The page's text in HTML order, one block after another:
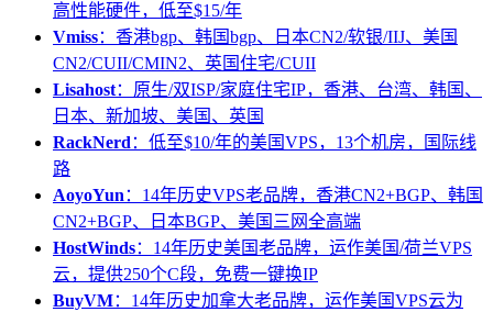
高性能硬件，低至$15/年
Vmiss：香港bgp、韩国bgp、日本CN2/软银/IIJ、美国
CN2/CUII/CMIN2、英国住宅/CUII
Lisahost：原生/双ISP/家庭住宅IP，香港、台湾、韩国、
日本、新加坡、美国、英国
RackNerd ：低至$10/年的美国VPS，13个机房，国际线
路
AoyoYun ：14年历史VPS老品牌，香港CN2+BGP、韩国
CN2+BGP、日本BGP、美国三网全高端
HostWinds：14年历史美国老品牌，运作美国/荷兰VPS
云，提供250个C段，免费一键换IP
BuyVM：14年历史加拿大老品牌，运作美国VPS云为